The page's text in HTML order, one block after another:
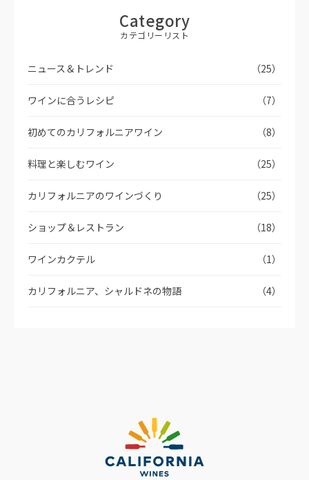
Category
カテゴリーリスト
ニュース＆トレンド （25）
ワインに合うレシピ （7）
初めてのカリフォルニアワイン （8）
料理と楽しむワイン （25）
カリフォルニアのワインづくり （25）
ショップ＆レストラン （18）
ワインカクテル （1）
カリフォルニア、シャルドネの物語 （4）